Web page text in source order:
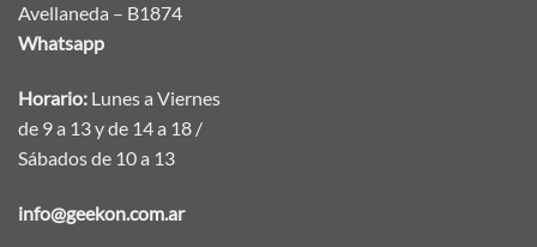
Avellaneda – B1874
Whatsapp
Horario: Lunes a Viernes
de 9 a 13 y de 14 a 18 /
Sábados de 10 a 13
info@geekon.com.ar